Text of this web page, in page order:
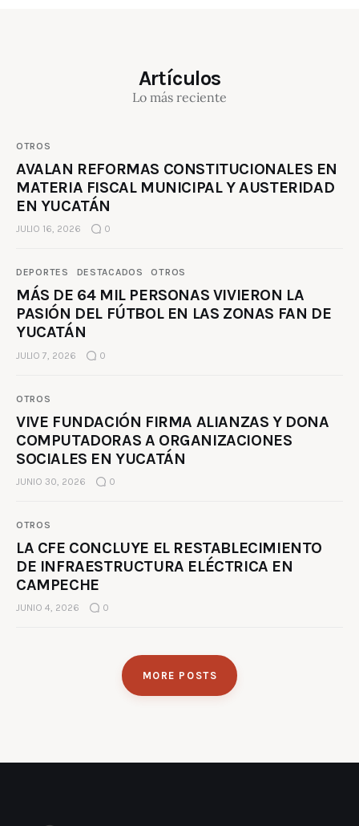
Artículos
Lo más reciente
OTROS
AVALAN REFORMAS CONSTITUCIONALES EN
MATERIA FISCAL MUNICIPAL Y AUSTERIDAD
EN YUCATÁN
JULIO 16, 2026 0
DEPORTES DESTACADOS OTROS
MÁS DE 64 MIL PERSONAS VIVIERON LA
PASIÓN DEL FÚTBOL EN LAS ZONAS FAN DE
YUCATÁN
JULIO 7, 2026 0
OTROS
VIVE FUNDACIÓN FIRMA ALIANZAS Y DONA
COMPUTADORAS A ORGANIZACIONES
SOCIALES EN YUCATÁN
JUNIO 30, 2026 0
OTROS
LA CFE CONCLUYE EL RESTABLECIMIENTO
DE INFRAESTRUCTURA ELÉCTRICA EN
CAMPECHE
JUNIO 4, 2026 0
MORE POSTS